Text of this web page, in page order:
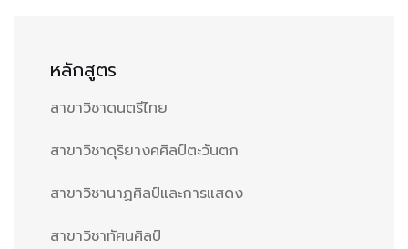
หลักสูตร
สาขาวิชาดนตรีไทย
สาขาวิชาดุริยางคศิลป์ตะวันตก
สาขาวิชานาฏศิลป์และการแสดง
สาขาวิชาทัศนศิลป์